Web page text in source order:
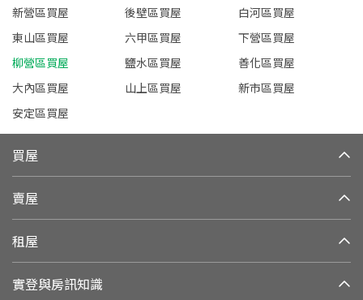
新營區買屋
後壁區買屋
白河區買屋
東山區買屋
六甲區買屋
下營區買屋
柳營區買屋
鹽水區買屋
善化區買屋
大內區買屋
山上區買屋
新市區買屋
安定區買屋
買屋
賣屋
租屋
實登與房訊知識